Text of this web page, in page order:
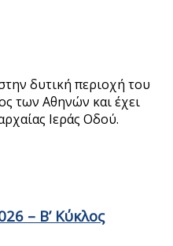
δυτική περιοχή του
των Αθηνών και έχει
Ιεράς Οδού.
– Β’ Κύκλος